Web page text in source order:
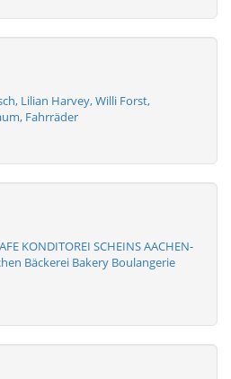
Lilian Harvey, Willi Forst,
Fahrräder
KONDITOREI SCHEINS AACHEN-
Bäckerei Bakery Boulangerie